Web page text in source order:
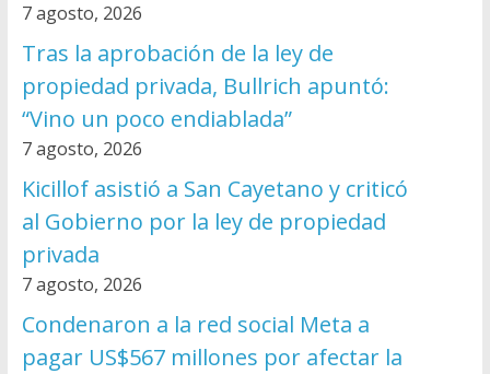
7 agosto, 2026
Tras la aprobación de la ley de
propiedad privada, Bullrich apuntó:
“Vino un poco endiablada”
7 agosto, 2026
Kicillof asistió a San Cayetano y criticó
al Gobierno por la ley de propiedad
privada
7 agosto, 2026
Condenaron a la red social Meta a
pagar US$567 millones por afectar la